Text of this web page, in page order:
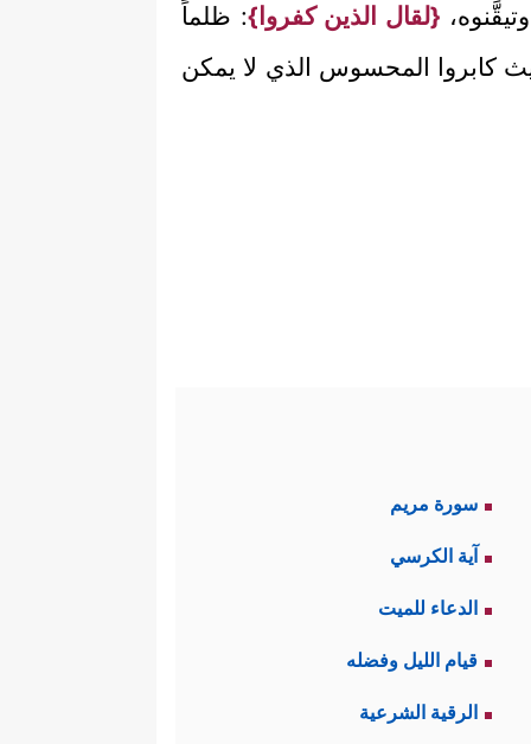
{لقال الذين كفروا}: ظلماً
كابروا المحسوس الذي لا يمكن
سورة مريم
آية الكرسي
الدعاء للميت
قيام الليل وفضله
الرقية الشرعية